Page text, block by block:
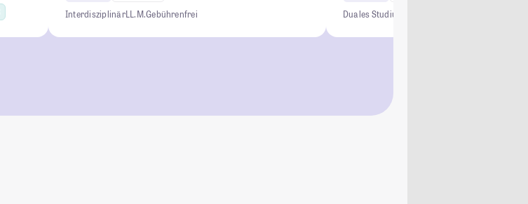
InterdisziplinärLL.M.Gebührenfrei
Duales Studium